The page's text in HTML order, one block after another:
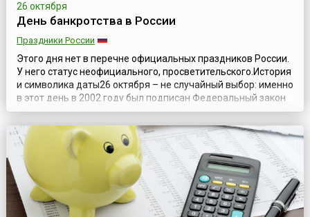
26 октября
День банкротства в России
Праздники России
Этого дня нет в перечне официальных праздников России.
У него статус неофициального, просветительского.История
и символика даты26 октября – не случайный выбор: именно
в этот день в 2002 году был подписан Федеральный закон
№ 127-ФЗ «О несостоятельности (банкротстве)». До
принятия этого закона регулирование банкротства в
стране было разрозненным и менее системным. С тех пор
закон неоднокра...